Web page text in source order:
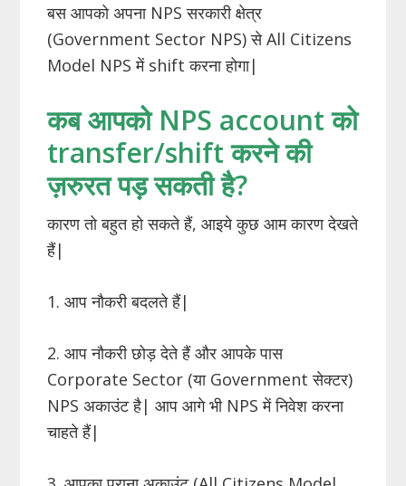
बस आपको अपना NPS सरकारी क्षेत्र
(Government Sector NPS) से All Citizens
Model NPS में shift करना होगा|
कब आपको NPS account को
transfer/shift करने की
ज़रुरत पड़ सकती है?
कारण तो बहुत हो सकते हैं, आइये कुछ आम कारण देखते
हैं|
1. आप नौकरी बदलते हैं|
2. आप नौकरी छोड़ देते हैं और आपके पास
Corporate Sector (या Government सेक्टर)
NPS अकाउंट है| आप आगे भी NPS में निवेश करना
चाहते हैं|